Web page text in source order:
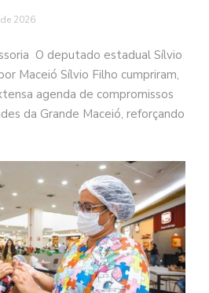
2026
O deputado estadual Sílvio
Maceió Sílvio Filho cumpriram,
agenda de compromissos
da Grande Maceió, reforçando